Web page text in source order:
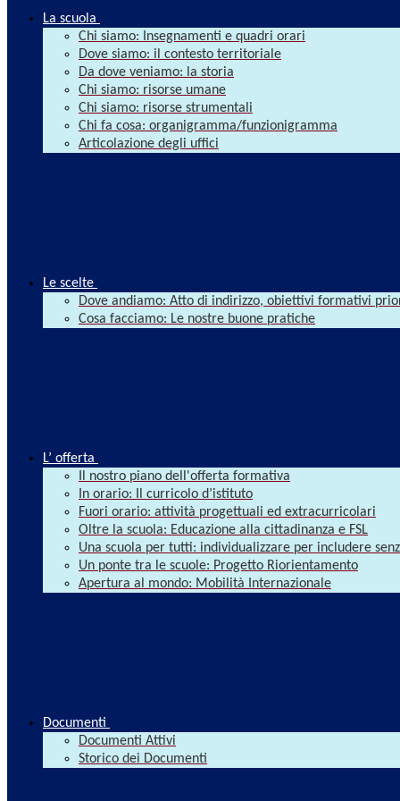
La scuola
Chi siamo: Insegnamenti e quadri orari
Dove siamo: il contesto territoriale
Da dove veniamo: la storia
Chi siamo: risorse umane
Chi siamo: risorse strumentali
Chi fa cosa: organigramma/funzionigramma
Articolazione degli uffici
Le scelte
Dove andiamo: Atto di indirizzo, obiettivi formativi
Cosa facciamo: Le nostre buone pratiche
L’ offerta
Il nostro piano dell'offerta formativa
In orario: Il curricolo d’istituto
Fuori orario: attività progettuali ed extracurricolari
Oltre la scuola: Educazione alla cittadinanza e FSL
Una scuola per tutti: individualizzare per includere
Un ponte tra le scuole: Progetto Riorientamento
Apertura al mondo: Mobilità Internazionale
Documenti
Documenti Attivi
Storico dei Documenti